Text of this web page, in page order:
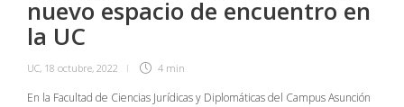
nuevo espacio de encuentro en
la UC
UC, 18 octubre, 2022 4 min
En la Facultad de Ciencias Jurídicas y Diplomáticas del Campus Asunción